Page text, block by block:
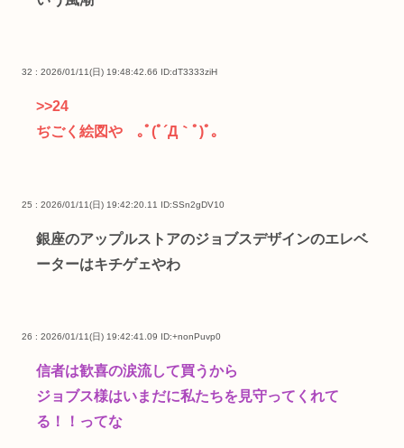
32 : 2026/01/11(日) 19:48:42.66 ID:dT3333ziH
>>24
ぢごく絵図や ｡ﾟ(ﾟ´Д｀ﾟ)ﾟ｡
25 : 2026/01/11(日) 19:42:20.11 ID:SSn2gDV10
銀座のアップルストアのジョブスデザインのエレベ
ーターはキチゲェやわ
26 : 2026/01/11(日) 19:42:41.09 ID:+nonPuvp0
信者は歓喜の涙流して買うから
ジョブス様はいまだに私たちを見守ってくれて
る！！ってな